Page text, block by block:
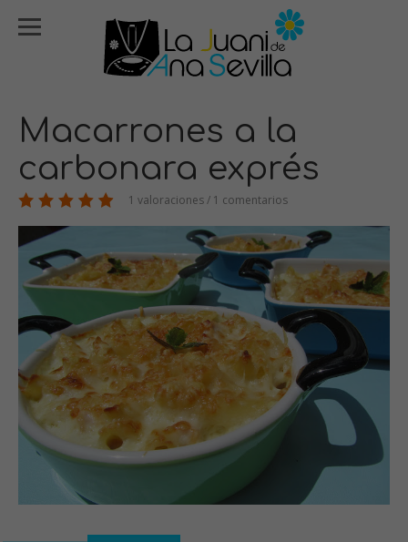
Macarrones a la
carbonara exprés
1 valoraciones / 1 comentarios